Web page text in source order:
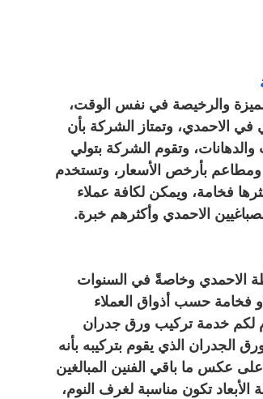
والرخيصة في نفس الوقت،
الاحمدي، وتمتاز الشركة بأن
وتقوم الشركة بتولي
بأرخص الأسعار، وتستخدم
فخامة، ويمكن لكافة عملاء
الاحمدي وخاصةً في السنوات
فخامة حسب أذواق العملاء
لكم خدمة تركيب ورق جدران
الجدران الذي يقوم بتركيبه بأنه
عكس ما باقي الفنين المبالغين
تكون مناسبة لغرف النوم،